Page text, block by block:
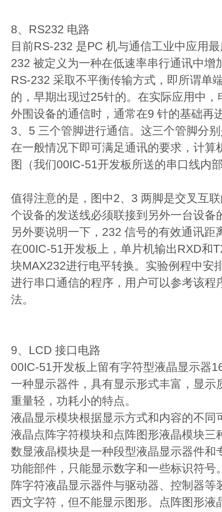
8、RS232 电路
目前RS-232 是PC 机与通信工业中应用
232 被定义为一种在低速率串行通讯中增
RS-232 采取不平衡传输方式，即所谓单
的，早期出现过25针的。在实际应用中
外围设备的通信时，通常在9 针的基础再
3、5 三个管脚进行通信。这三个管脚分
在一般情况下即可满足通讯的要求，计算
图（我们00IC-51开发板所送的串口线内
值得注意的是，图中2、3 两脚是交叉互
个设备的发送线必须联接到另外一台设备
另外要说明一下，232 信号的有效通讯距
在00IC-51开发板上，单片机输出RXD和
块MAX232进行电平转换。实验例程中安
进行串口通信的程序，用户可以参考该程
法。
9、LCD 接口电路
00IC-51开发板上留有字符型液晶显示器
一种显示器件，具有显示形式丰富，显示
重量轻，功耗小的特点。
液晶显示模块根据显示方式和内容的不同
液晶点阵字符模块和点阵图形液晶模块三
数显液晶模块是一种段型液晶显示器件和
功能部件，只能显示数字和一些标识符号
阵字符液晶显示器件与驱动器、控制器等
西文字符，但不能显示图形。点阵图形液